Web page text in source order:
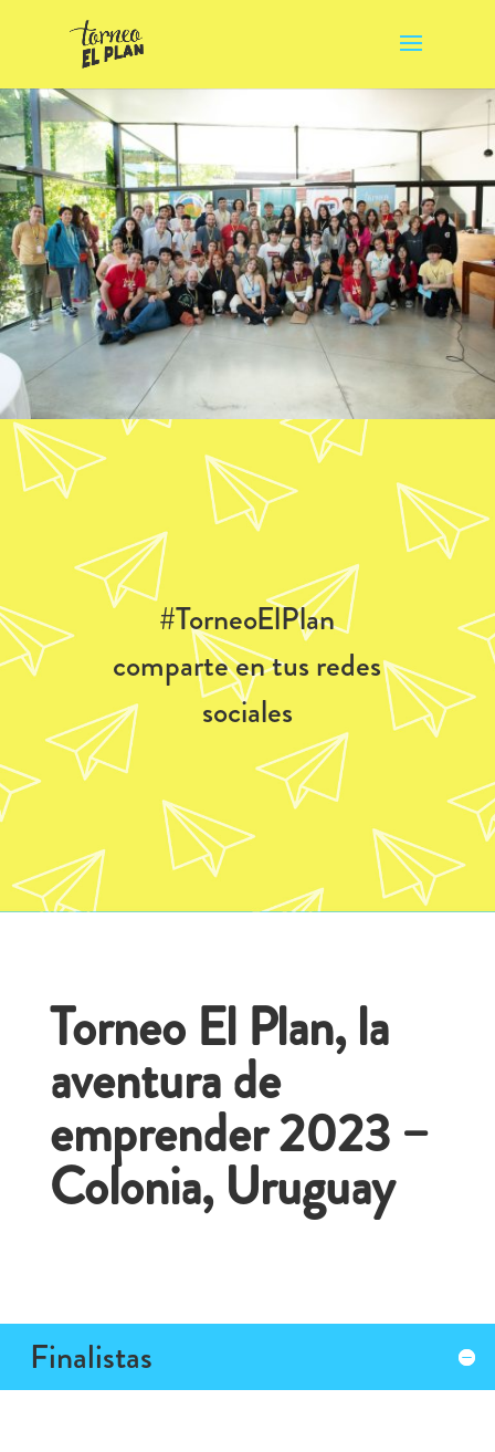
#TorneoElPlan
comparte en tus redes
sociales
Torneo El Plan, la
aventura de
emprender 2023 –
Colonia, Uruguay
Finalistas